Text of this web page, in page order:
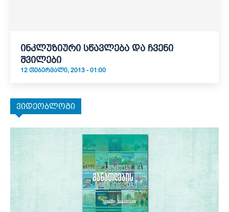
ინკლუზიური სწავლება და ჩვენი
შვილები
12 ᲗᲔᲑᲔᲠᲕᲐᲚᲘ, 2013 - 01:00
ვიდეობლოგი